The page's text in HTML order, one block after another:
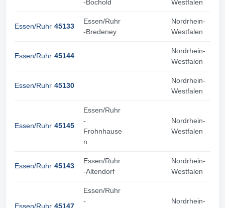
-Bochold
Westfalen
Essen/Ruhr 45133
Essen/Ruhr
-Bredeney
Nordrhein-
Westfalen
Essen/Ruhr 45144
Nordrhein-
Westfalen
Essen/Ruhr 45130
Nordrhein-
Westfalen
Essen/Ruhr 45145
Essen/Ruhr
-
Frohnhause
n
Nordrhein-
Westfalen
Essen/Ruhr 45143
Essen/Ruhr
-Altendorf
Nordrhein-
Westfalen
Essen/Ruhr 45147
Essen/Ruhr
-
Nordrhein-